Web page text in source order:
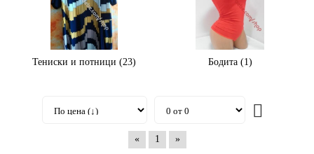
Тениски и потници (23) Бодита (1)
« 1 »